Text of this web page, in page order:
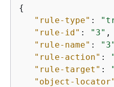
{
"rule-type" :
"rule-id" : "3" ,
"rule-name" : "3"
"rule-action" :
"rule-target" :
"object-locator"